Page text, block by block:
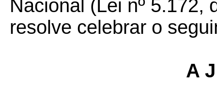
Nacional (Lei nº 5.172,
resolve celebrar o
A